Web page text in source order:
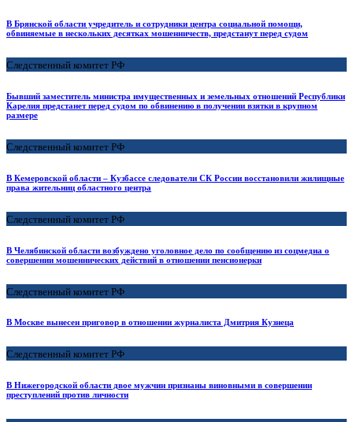
В Брянской области учредитель и сотрудники центра социальной помощи,
обвиняемые в нескольких десятках мошенничеств, предстанут перед судом
Следственный комитет РФ
Бывший заместитель министра имущественных и земельных отношений Республики
Карелия предстанет перед судом по обвинению в получении взятки в крупном
размере
Следственный комитет РФ
В Кемеровской области – Кузбассе следователи СК России восстановили жилищные
права жительниц областного центра
Следственный комитет РФ
В Челябинской области возбуждено уголовное дело по сообщению из соцмедиа о
совершении мошеннических действий в отношении пенсионерки
Следственный комитет РФ
В Москве вынесен приговор в отношении журналиста Дмитрия Кузнеца
Следственный комитет РФ
В Нижегородской области двое мужчин признаны виновными в совершении
преступлений против личности